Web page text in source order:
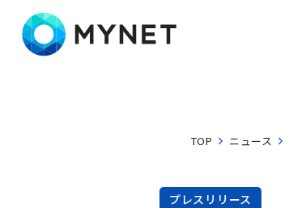
TOP ニュース
プレスリリース